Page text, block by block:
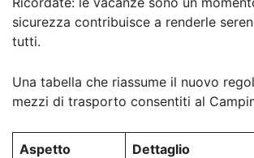
sicurezza contribuisce a renderle
tutti.
Una tabella che riassume il nuovo
mezzi di trasporto consentiti al
Aspetto Dettaglio